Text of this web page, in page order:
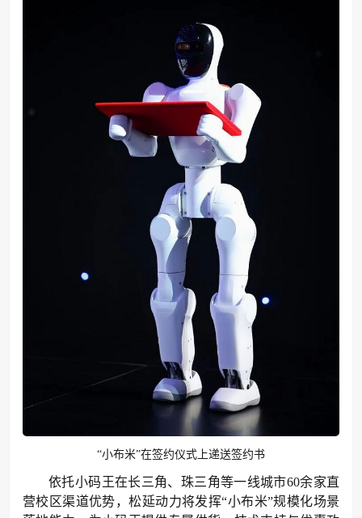
“小布米”在签约仪式上递送签约书
依托小码王在长三角、珠三角等一线城市60余家直
营校区渠道优势，松延动力将发挥“小布米”规模化场景